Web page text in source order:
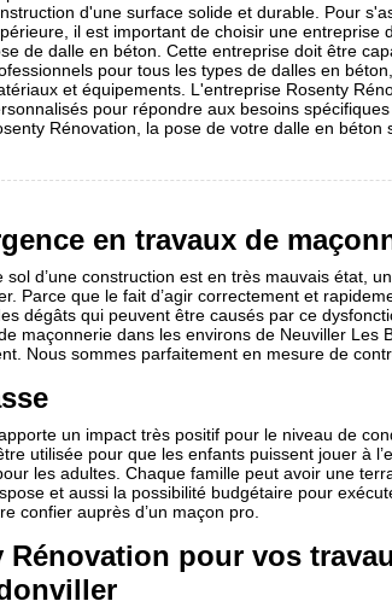
d'une surface solide et durable. Pour
il est important de choisir une entreprise
de dalle en béton. Cette entreprise doit être
pour tous les types de dalles en
et équipements. L'entreprise Rosenty
pour répondre aux besoins
Rénovation, la pose de votre dalle en béton
en travaux de
d’une construction est en très mauvais état,
Parce que le fait d’agir correctement et
dégâts qui peuvent être causés par ce
maçonnerie dans les environs de Neuviller Les
Nous sommes parfaitement en mesure de
un impact très positif pour le niveau de
utilisée pour que les enfants puissent jouer à
les adultes. Chaque famille peut avoir une
et aussi la possibilité budgétaire pour
confier auprès d’un maçon pro.
Rénovation pour vos